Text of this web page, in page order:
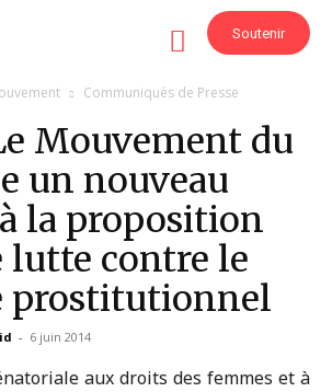
Soutenir
Communiqués de Presse
Mouvement du
un nouveau
la proposition
lutte contre le
prostitutionnel
- 6 juin 2014
aux droits des femmes et à